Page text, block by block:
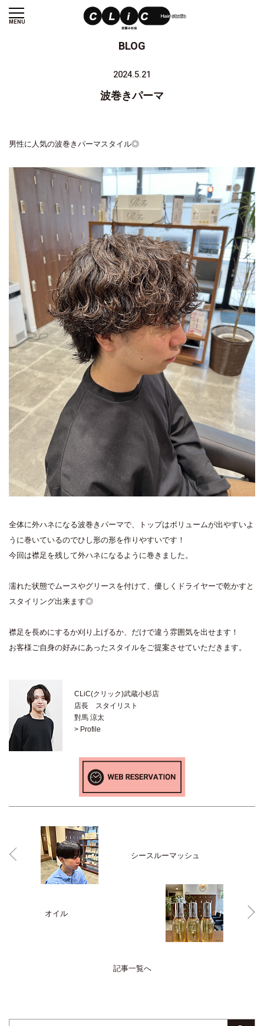
MENU
BLOG
2024.5.21
波巻きパーマ
男性に人気の波巻きパーマスタイル◎
全体に外ハネになる波巻きパーマで、トップはボリュームが出やすいよ
うに巻いているのでひし形の形を作りやすいです！
今回は襟足を残して外ハネになるように巻きました。
濡れた状態でムースやグリースを付けて、優しくドライヤーで乾かすと
スタイリング出来ます◎
襟足を長めにするか刈り上げるか、だけで違う雰囲気を出せます！
お客様ご自身の好みにあったスタイルをご提案させていただきます。
CLiC(クリック)武蔵小杉店
店長 スタイリスト
對馬 涼太
> Profile
シースルーマッシュ
オイル
記事一覧へ